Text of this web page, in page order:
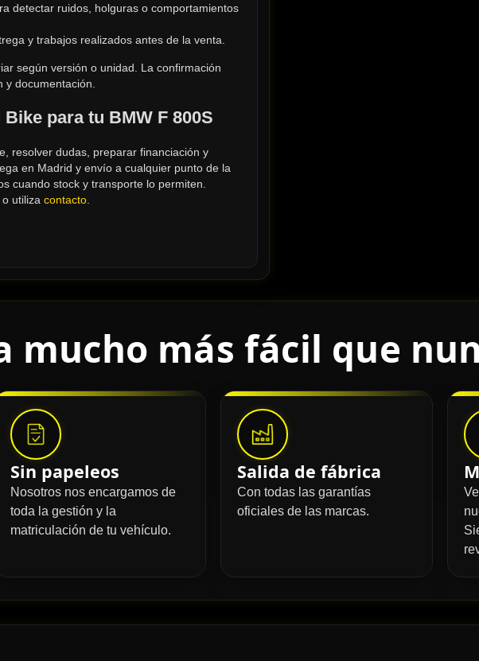
detectar ruidos, holguras o comportamientos
y trabajos realizados antes de la venta.
según versión o unidad. La confirmación
documentación.
para tu BMW F 800S
resolver dudas, preparar financiación y
en Madrid y envío a cualquier punto de la
cuando stock y transporte lo permiten.
o utiliza contacto
mucho más fácil que
Sin papeleos
Nosotros nos encargamos de
toda la gestión y la
matriculación de tu vehículo.
Salida de fábrica
Con todas las garantías
oficiales de las marcas.